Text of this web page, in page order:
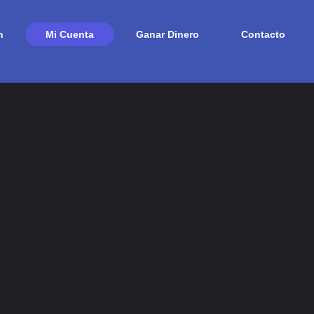
Mi Cuenta Ganar Dinero Contacto